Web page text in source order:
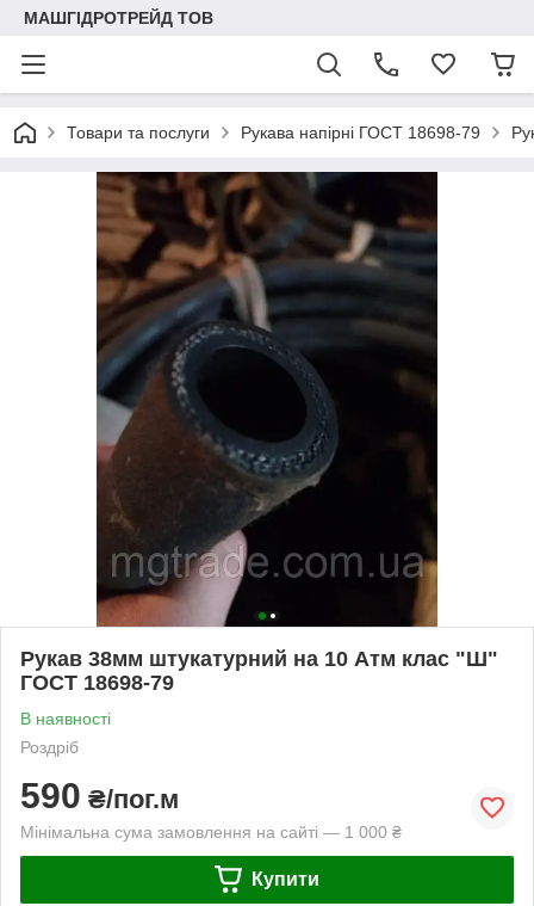
МАШГІДРОТРЕЙД ТОВ
Товари та послуги Рукава напірні ГОСТ 18698-79
Рукав 38мм штукатурний на 10 Атм клас "Ш"
ГОСТ 18698-79
В наявності
Роздріб
590 ₴/пог.м
Мінімальна сума замовлення на сайті — 1 000 ₴
Купити